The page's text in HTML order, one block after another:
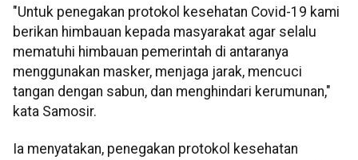
"Untuk penegakan protokol kesehatan Covid-19 kami
berikan himbauan kepada masyarakat agar selalu
mematuhi himbauan pemerintah di antaranya
menggunakan masker, menjaga jarak, mencuci
tangan dengan sabun, dan menghindari kerumunan,"
kata Samosir.
Ia menyatakan, penegakan protokol kesehatan